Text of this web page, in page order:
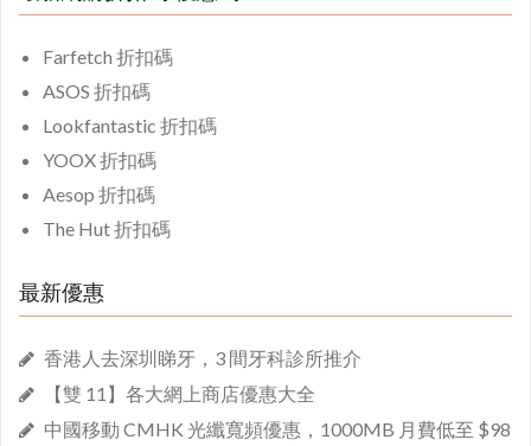
Farfetch 折扣碼
ASOS 折扣碼
Lookfantastic 折扣碼
YOOX 折扣碼
Aesop 折扣碼
The Hut 折扣碼
最新優惠
香港人去深圳睇牙，3 間牙科診所推介
【雙 11】各大網上商店優惠大全
中國移動 CMHK 光纖寬頻優惠，1000MB 月費低至 $98